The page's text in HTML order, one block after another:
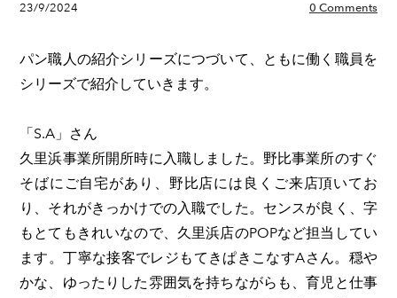
23/9/2024 0 Comments
パン職人の紹介シリーズにつづいて、ともに働く職員を
シリーズで紹介していきます。
「S.A」さん
久里浜事業所開所時に入職しました。野比事業所のすぐ
そばにご自宅があり、野比店には良くご来店頂いてお
り、それがきっかけでの入職でした。センスが良く、字
もとてもきれいなので、久里浜店のPOPなど担当してい
ます。丁寧な接客でレジもてきぱきこなすAさん。穏や
かな、ゆったりした雰囲気を持ちながらも、育児と仕事